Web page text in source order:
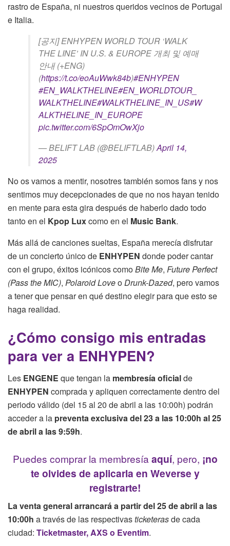
rastro de España, ni nuestros queridos vecinos de Portugal
e Italia.
[공지] ENHYPEN WORLD TOUR ‘WALK
THE LINE’ IN U.S. & EUROPE 개최 및 예매
안내 (+ENG)
(https://t.co/eoAuWwk84b)#ENHYPEN
#EN_WALKTHELINE#EN_WORLDTOUR_
WALKTHELINE#WALKTHELINE_IN_US#W
ALKTHELINE_IN_EUROPE
pic.twitter.com/6SpOmOwXjo
— BELIFT LAB (@BELIFTLAB)April 14,
2025
No os vamos a mentir, nosotres también somos fans y nos
sentimos muy decepcionades de que no nos hayan tenido
en mente para esta gira después de haberlo dado todo
tanto en el Kpop Luxcomo en el Music Bank.
Más allá de canciones sueltas, España merecía disfrutar
de un concierto único de ENHYPEN donde poder cantar
con el grupo, éxitos icónicos comoBite Me, Future Perfect
(Pass the MIC), Polaroid LoveoDrunk-Dazed, pero vamos
a tener que pensar en qué destino elegir para que esto se
haga realidad.
¿Cómo consigo mis entradas
para ver a ENHYPEN?
Les ENGENE que tengan la membresía oficialde
ENHYPEN compraday apliquen correctamente dentro del
periodo válido (del 15 al 20 de abril a las 10:00h) podrán
acceder a la preventa exclusiva del 23 a las 10:00h al 25
de abril a las 9:59h.
Puedes comprar la membresía aquí, pero, ¡no
te olvides de aplicarla en Weverse y
registrarte!
La venta general arrancará a partir del 25 de abril a las
10:00h a través de las respectivasticketerasde cada
ciudad: Ticketmaster, AXS o Eventim.